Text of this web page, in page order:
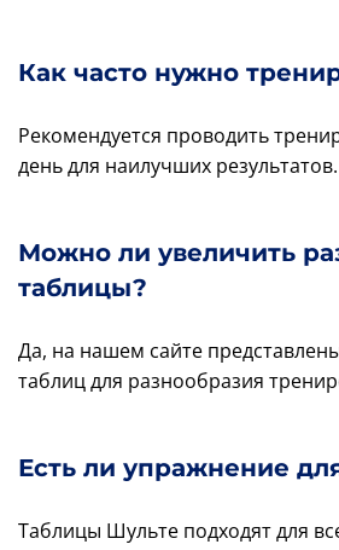
Как часто нужно
Рекомендуется проводить
день для наилучших результатов.
Можно ли увеличить
таблицы?
Да, на нашем сайте
таблиц для разнообразия
Есть ли упражнение
Таблицы Шульте подходят для